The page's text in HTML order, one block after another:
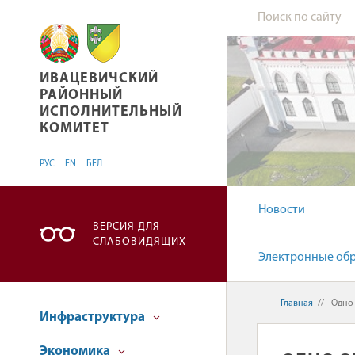
ИВАЦЕВИЧСКИЙ РАЙОННЫЙ
ИВАЦЕВИЧСКИЙ
РАЙОННЫЙ
ИСПОЛНИТЕЛЬНЫЙ
КОМИТЕТ
РУС EN БЕЛ
ВЕРСИЯ ДЛЯ
СЛАБОВИДЯЩИХ
Новости
Электронные
Инфраструктура
Экономика
Главная // Одно